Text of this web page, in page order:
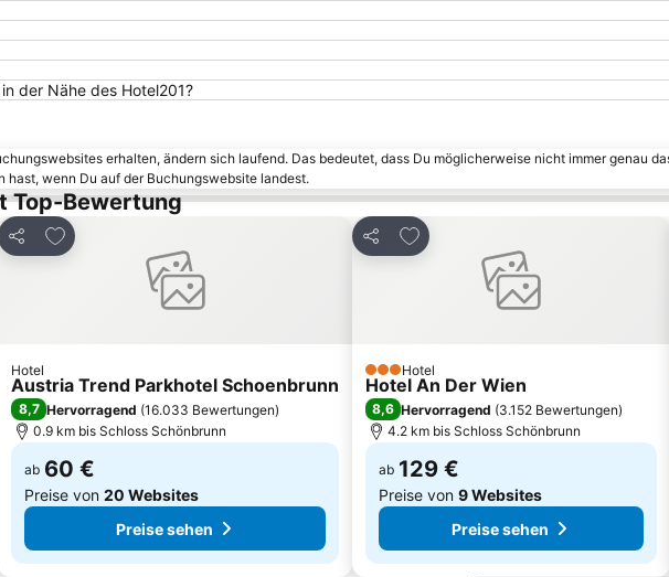
der Nähe des Hotel201?
erhalten, ändern sich laufend. Das bedeutet, dass Du möglicherweise nicht immer genau
hast, wenn Du auf der Buchungswebsite landest.
Top-Bewertung
Teilen
Zu Favoriten hinzufügen
Hotel
Austria Trend Parkhotel Schoenbrunn
8,7 Hervorragend (16.033 Bewertungen)
0.9 km bis Schloss Schönbrunn
ab 60 €
Preise von 20 Websites
Preise sehen
Teilen
Zu Favoriten hinzufügen
3 Sterne
Hotel
Hotel An Der Wien
8,6 Hervorragend (3.152 Bewertungen)
4.2 km bis Schloss Schönbrunn
ab 129 €
Preise von 9 Websites
Preise sehen